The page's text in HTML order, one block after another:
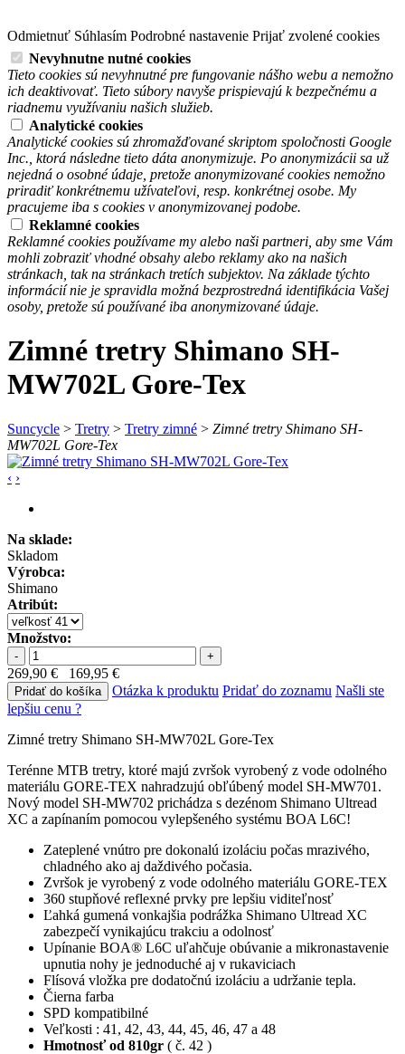
Odmietnuť Súhlasím Podrobné nastavenie Prijať zvolené cookies
Nevyhnutne nutné cookies
Tieto cookies sú nevyhnutné pre fungovanie nášho webu a nemožno
ich deaktivovať. Tieto súbory navyše prispievajú k bezpečnému a
riadnemu využívaniu našich služieb.
Analytické cookies
Analytické cookies sú zhromažďované skriptom spoločnosti Google
Inc., ktorá následne tieto dáta anonymizuje. Po anonymizácii sa už
nejedná o osobné údaje, pretože anonymizované cookies nemožno
priradiť konkrétnemu užívateľovi, resp. konkrétnej osobe. My
pracujeme iba s cookies v anonymizovanej podobe.
Reklamné cookies
Reklamné cookies používame my alebo naši partneri, aby sme Vám
mohli zobraziť vhodné obsahy alebo reklamy ako na našich
stránkach, tak na stránkach tretích subjektov. Na základe týchto
informácií nie je spravidla možná bezprostredná identifikácia Vašej
osoby, pretože sú používané iba anonymizované údaje.
Zimné tretry Shimano SH-
MW702L Gore-Tex
Suncycle > Tretry > Tretry zimné > Zimné tretry Shimano SH-
MW702L Gore-Tex
‹ ›
Na sklade:
Skladom
Výrobca:
Shimano
Atribút:
Množstvo:
- +
269,90 € 169,95 €
Pridať do košíka Otázka k produktu Pridať do zoznamu Našli ste
lepšiu cenu ?
Zimné tretry Shimano SH-MW702L Gore-Tex
Terénne MTB tretry, ktoré majú zvršok vyrobený z vode odolného
materiálu GORE-TEX nahradzujú obľúbený model SH-MW701.
Nový model SH-MW702 prichádza s dezénom Shimano Ultread
XC a zapínaním pomocou vylepšeného systému BOA L6C!
Zateplené vnútro pre dokonalú izoláciu počas mrazivého,
chladného ako aj daždivého počasia.
Zvršok je vyrobený z vode odolného materiálu GORE-TEX
360 stupňové reflexné prvky pre lepšiu viditeľnosť
Ľahká gumená vonkajšia podrážka Shimano Ultread XC
zabezpečí vynikajúcu trakciu a odolnosť
Upínanie BOA® L6C uľahčuje obúvanie a mikronastavenie
upnutia nohy je jednoduché aj v rukaviciach
Flísová vložka pre dodatočnú izoláciu a udržanie tepla.
Čierna farba
SPD kompatibilné
Veľkosti : 41, 42, 43, 44, 45, 46, 47 a 48
Hmotnosť od 810gr ( č. 42 )